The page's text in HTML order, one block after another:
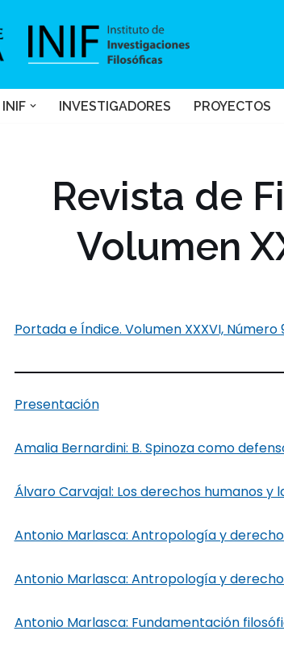
INVESTIGADORES PROYECTOS
Revista de
Volumen
Portada e Índice. Volumen XXXVI, Número
Presentación
Amalia Bernardini: B. Spinoza como
Álvaro Carvajal: Los derechos humanos y
Antonio Marlasca: Antropología y
Antonio Marlasca: Antropología y
Antonio Marlasca: Fundamentación